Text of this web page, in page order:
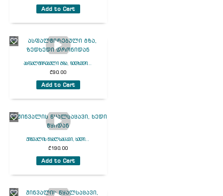
Add to Cart
ასფალტირებული გზა, ზედხედი...
₾90.00
Add to Cart
ჟინვალის წყალსაცავი, ხედი...
₾190.00
Add to Cart